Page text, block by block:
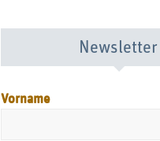
Newsletter
Vorname